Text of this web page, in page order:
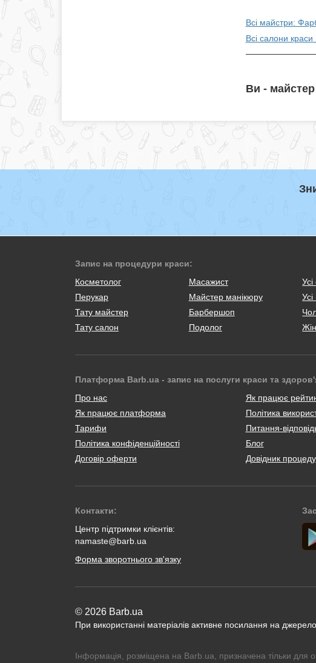
Всі майстри:
Всі салони краси
Ви - майстер
Запис на процедури краси:
Косметолог
Масажист
Перукар
Майстер манікюру
Тату майстер
Барбершоп
Тату салон
Подолог
Платформа Barb.ua - запис на послуги краси та
Про нас
Як працює платформа
Тарифи
Політика конфіденційності
Договір оферти
Як працює
Політика
Питання-
Блог
Довідник
Контакти:
Центр підтримки клієнтів:
namaste@barb.ua
Форма зворотнього зв'язку
© 2026 Barb.ua
При використанні матеріалів активне посилання на
Інформація, розміщена на Barb.ua, призначена тільки для